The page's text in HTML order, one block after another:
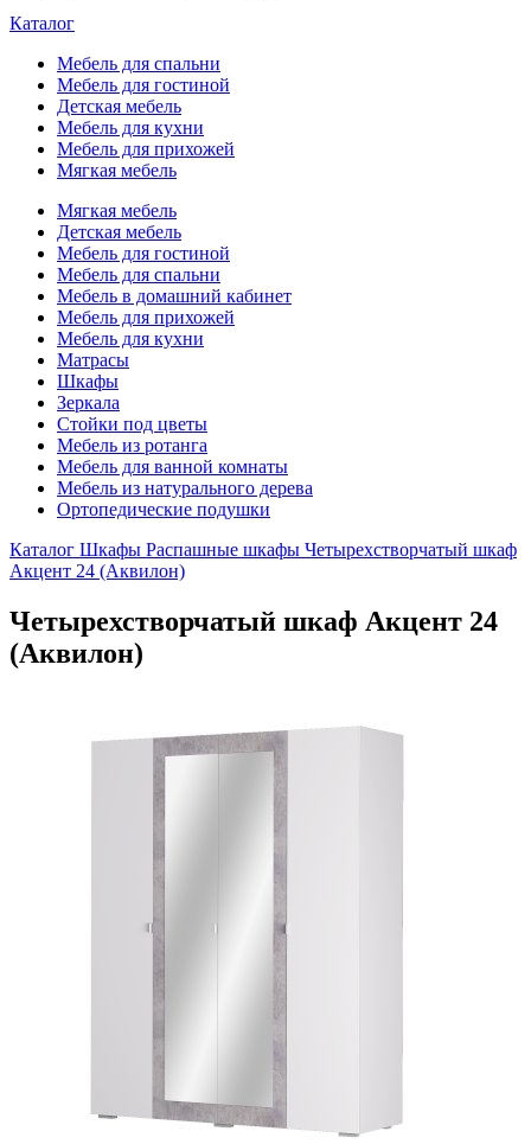
Каталог
Мебель для спальни
Мебель для гостиной
Детская мебель
Мебель для кухни
Мебель для прихожей
Мягкая мебель
Мягкая мебель
Детская мебель
Мебель для гостиной
Мебель для спальни
Мебель в домашний кабинет
Мебель для прихожей
Мебель для кухни
Матрасы
Шкафы
Зеркала
Стойки под цветы
Мебель из ротанга
Мебель для ванной комнаты
Мебель из натурального дерева
Ортопедические подушки
Каталог Шкафы Распашные шкафы Четырехстворчатый шкаф
Акцент 24 (Аквилон)
Четырехстворчатый шкаф Акцент 24
(Аквилон)